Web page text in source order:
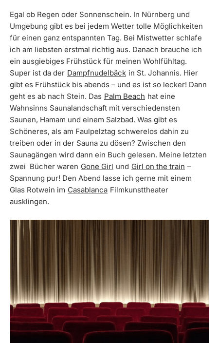
Egal ob Regen oder Sonnenschein. In Nürnberg und
Umgebung gibt es bei jedem Wetter tolle Möglichkeiten
für einen ganz entspannten Tag. Bei Mistwetter schlafe
ich am liebsten erstmal richtig aus. Danach brauche ich
ein ausgiebiges Frühstück für meinen Wohlfühltag.
Super ist da der Dampfnudelbäck in St. Johannis. Hier
gibt es Frühstück bis abends – und es ist so lecker! Dann
geht es ab nach Stein. Das Palm Beach hat eine
Wahnsinns Saunalandschaft mit verschiedensten
Saunen, Hamam und einem Salzbad. Was gibt es
Schöneres, als am Faulpelztag schwerelos dahin zu
treiben oder in der Sauna zu dösen? Zwischen den
Saunagängen wird dann ein Buch gelesen. Meine letzten
zwei Bücher waren Gone Girl und Girl on the train –
Spannung pur! Den Abend lasse ich gerne mit einem
Glas Rotwein im Casablanca Filmkunsttheater
ausklingen.